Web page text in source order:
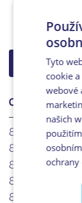
ZPĚT NA
OZN.
8.1
8.2
8.3
8.4
8.5
Tyto
cookie
webové
našich